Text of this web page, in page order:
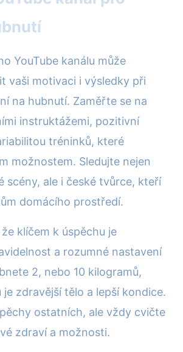
YouTube kanálu může
vaši motivaci i výsledky při
na hubnutí. Zaměřte se na
instruktážemi, pozitivní
tréninků, které
možnostem. Sledujte nejen
scény, ale i české tvůrce, kteří
domácího prostředí.
klíčem k úspěchu je
a rozumné nastavení
2, nebo 10 kilogramů,
zdravější tělo a lepší kondice.
ostatních, ale vždy cvičte
zdraví a možnosti.